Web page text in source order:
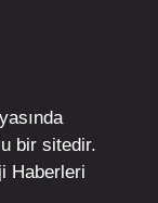
bir sitedir.
Haberleri